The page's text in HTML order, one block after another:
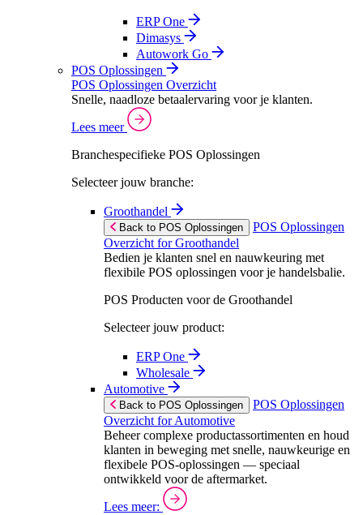
ERP One
Dimasys
Autowork Go
POS Oplossingen
POS Oplossingen Overzicht
Snelle, naadloze betaalervaring voor je klanten.
Lees meer
Branchespecifieke POS Oplossingen
Selecteer jouw branche:
Groothandel
Back to POS Oplossingen
POS Oplossingen
Overzicht for Groothandel
Bedien je klanten snel en nauwkeuring met
flexibile POS oplossingen voor je handelsbalie.
POS Producten voor de Groothandel
Selecteer jouw product:
ERP One
Wholesale
Automotive
Back to POS Oplossingen
POS Oplossingen
Overzicht for Automotive
Beheer complexe productassortimenten en houd
klanten in beweging met snelle, nauwkeurige en
flexibele POS-oplossingen — speciaal
ontwikkeld voor de aftermarket.
Lees meer: